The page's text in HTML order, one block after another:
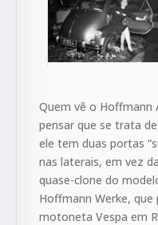
Quem vê o Hoffmann
pensar que se trata
ele tem duas portas
nas laterais, em vez
quase-clone do
Hoffmann Werke,
motoneta Vespa em